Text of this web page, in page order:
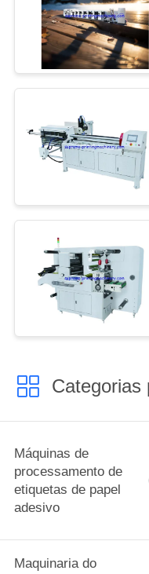
SITE
POLÍTICA
PRIVACIDADE
Categorias
Máquinas de
processamento de
etiquetas de papel
adesivo
Maquinaria do